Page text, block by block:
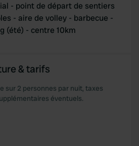
and analytics partners who
information that you’ve
they’ve collected from your use
- point de départ de sentiers
- aire de volley - barbecue -
(été) - centre 10km
& tarifs
sur 2 personnes par nuit, taxes
éventuels.